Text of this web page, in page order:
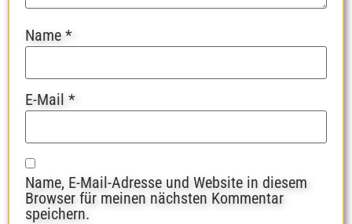
Name *
E-Mail *
Name, E-Mail-Adresse und Website in diesem
Browser für meinen nächsten Kommentar
speichern.